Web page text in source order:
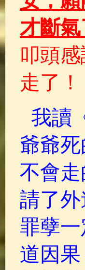
才斷
叩頭
走了！
我讀
爺爺
不會
請了
罪孽
道因